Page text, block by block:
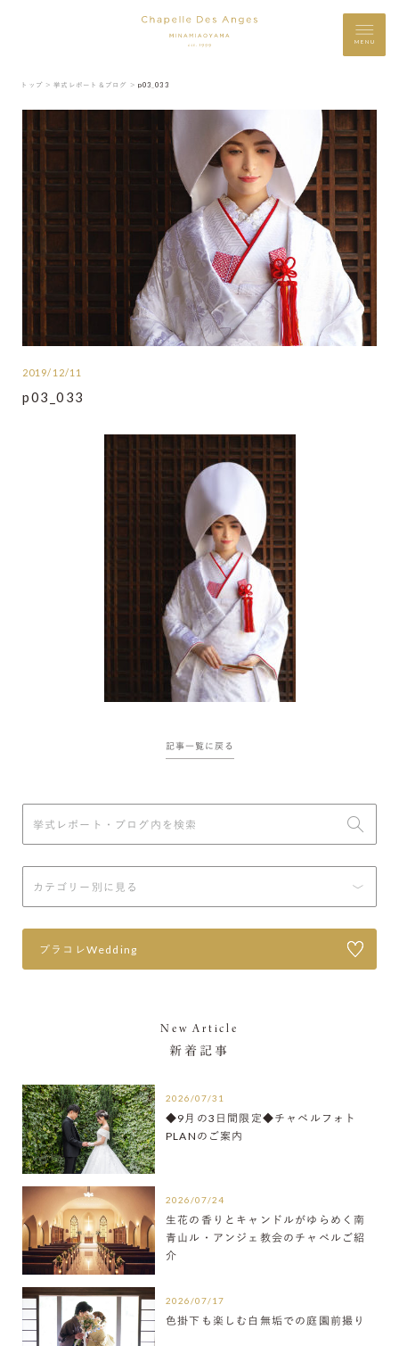
MENU
トップ ＞ 挙式レポート＆ブログ ＞ p03_033
2019/12/11
p03_033
記事一覧に戻る
プラコレWedding
New Article
新着記事
2026/07/31
◆9月の3日間限定◆チャペルフォト
PLANのご案内
2026/07/24
生花の香りとキャンドルがゆらめく南
青山ル・アンジェ教会のチャペルご紹
介
2026/07/17
色掛下も楽しむ白無垢での庭園前撮り